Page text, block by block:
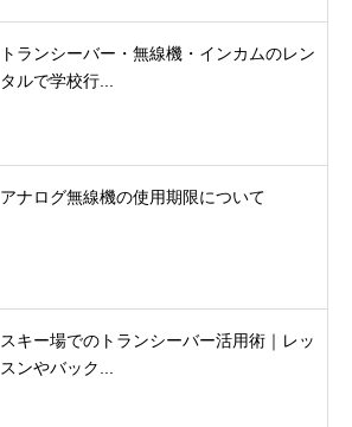
トランシーバー・無線機・インカムのレン
タルで学校行...
アナログ無線機の使用期限について
スキー場でのトランシーバー活用術｜レッ
スンやバック...